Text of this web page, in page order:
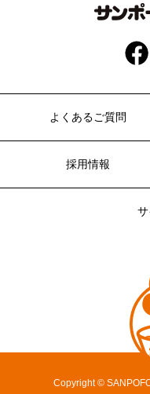
よくあるご質問
採用情報
Copyright ©